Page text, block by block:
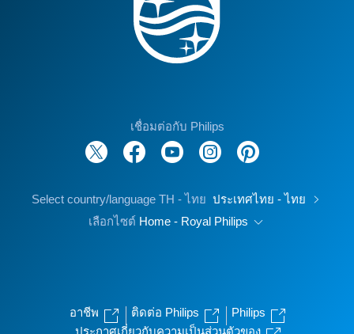
เชื่อมต่อกับ Philips
Select country/language TH - ไทย ประเทศไทย - ไทย
เลือกไซต์ Home - Royal Philips
อาชีพ ติดต่อ Philips
Philips
ประกาศเกี่ยวกับความเป็นส่วนตัวของ